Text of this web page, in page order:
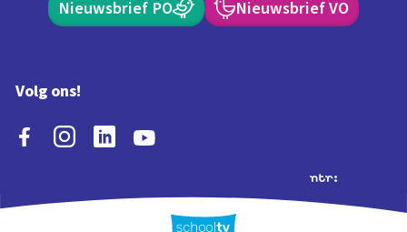
Nieuwsbrief PO Nieuwsbrief VO
Volg ons!